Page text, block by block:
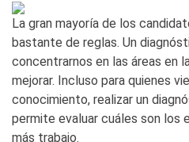
La gran mayoría de los
bastante de reglas. Un
concentrarnos en las áreas en
mejorar. Incluso para quienes
conocimiento, realizar un
permite evaluar cuáles son los
más trabajo.